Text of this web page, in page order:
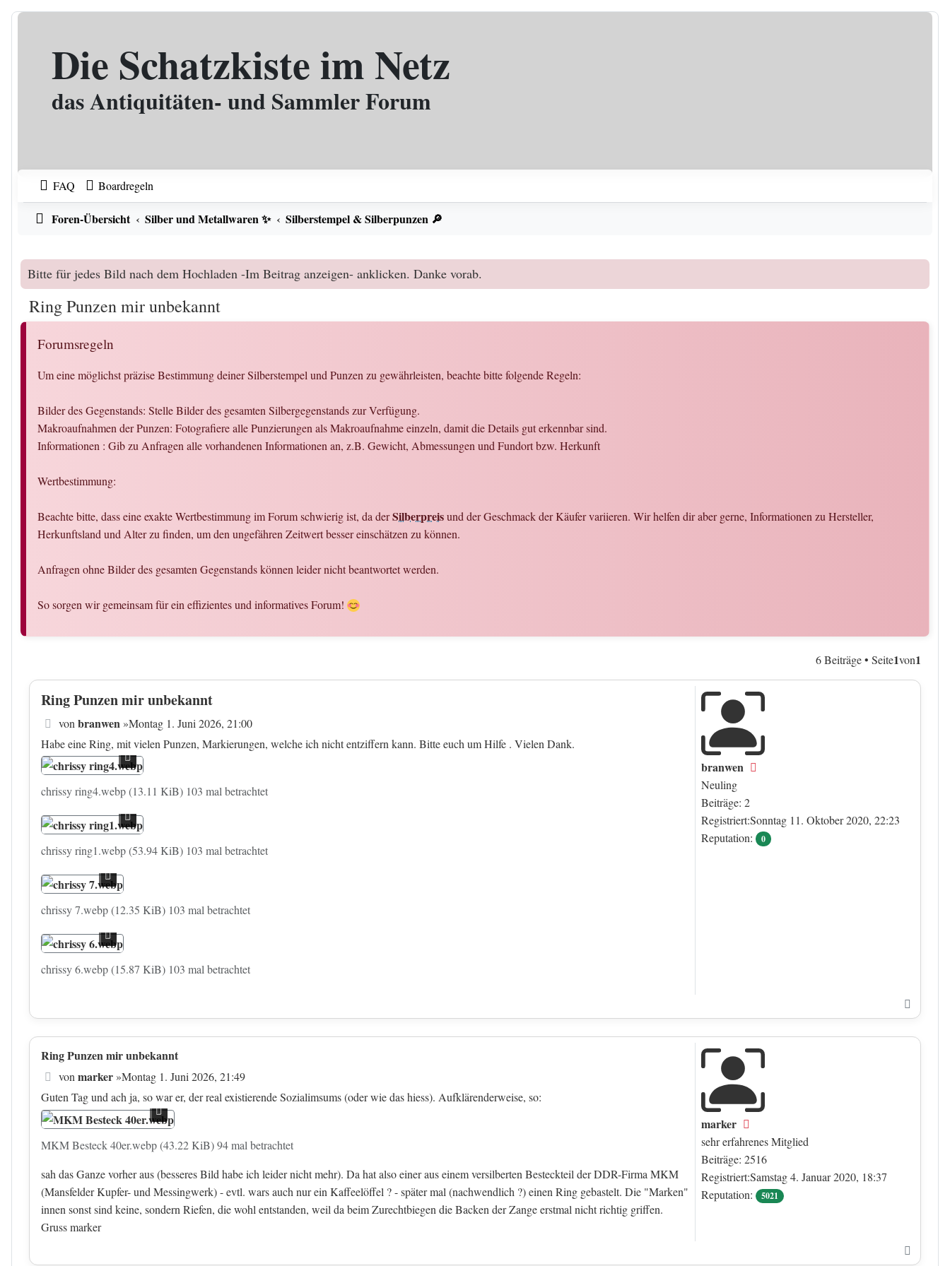
Zum Inhalt
Die Schatzkiste im Netz
das Antiquitäten- und Sammler Forum
FAQ Boardregeln
Foren-Übersicht Silber und Metallwaren ✨ Silberstempel & Silberpunzen 🔎
Bitte für jedes Bild nach dem Hochladen -Im Beitrag anzeigen- anklicken. Danke vorab.
Ring Punzen mir unbekannt
Forumsregeln
Um eine möglichst präzise Bestimmung deiner Silberstempel und Punzen zu gewährleisten, beachte bitte folgende Regeln:
Bilder des Gegenstands: Stelle Bilder des gesamten Silbergegenstands zur Verfügung.
Makroaufnahmen der Punzen: Fotografiere alle Punzierungen als Makroaufnahme einzeln, damit die Details gut erkennbar sind.
Informationen : Gib zu Anfragen alle vorhandenen Informationen an, z.B. Gewicht, Abmessungen und Fundort bzw. Herkunft
Wertbestimmung:
Beachte bitte, dass eine exakte Wertbestimmung im Forum schwierig ist, da derSilberpreisund der Geschmack der Käufer variieren. Wir helfen dir aber gerne, Informationen zu Hersteller,
Herkunftsland und Alter zu finden, um den ungefähren Zeitwert besser einschätzen zu können.
Anfragen ohne Bilder des gesamten Gegenstands können leider nicht beantwortet werden.
So sorgen wir gemeinsam für ein effizientes und informatives Forum!
6 Beiträge • Seite1von1
branwen
Neuling
Beiträge: 2
Registriert:Sonntag 11. Oktober 2020, 22:23
Reputation:
0
Ring Punzen mir unbekannt
Beitrag
von branwen »Montag 1. Juni 2026, 21:00
Habe eine Ring, mit vielen Punzen, Markierungen, welche ich nicht entziffern kann. Bitte euch um Hilfe . Vielen Dank.
chrissy ring4.webp (13.11 KiB) 103 mal betrachtet
chrissy ring1.webp (53.94 KiB) 103 mal betrachtet
chrissy 7.webp (12.35 KiB) 103 mal betrachtet
chrissy 6.webp (15.87 KiB) 103 mal betrachtet
marker
sehr erfahrenes Mitglied
Beiträge: 2516
Registriert:Samstag 4. Januar 2020, 18:37
Reputation:
5021
Ring Punzen mir unbekannt
Beitrag
von marker»Montag 1. Juni 2026, 21:49
Guten Tag und ach ja, so war er, der real existierende Sozialimsums (oder wie das hiess). Aufklärenderweise, so:
MKM Besteck 40er.webp (43.22 KiB) 94 mal betrachtet
sah das Ganze vorher aus (besseres Bild habe ich leider nicht mehr). Da hat also einer aus einem versilberten Besteckteil der DDR-Firma MKM
(Mansfelder Kupfer- und Messingwerk) - evtl. wars auch nur ein Kaffeelöffel ? - später mal (nachwendlich ?) einen Ring gebastelt. Die "Marken"
innen sonst sind keine, sondern Riefen, die wohl entstanden, weil da beim Zurechtbiegen die Backen der Zange erstmal nicht richtig griffen.
Gruss marker